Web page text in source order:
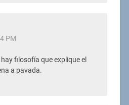
PM
filosofía que explique el
a pavada.